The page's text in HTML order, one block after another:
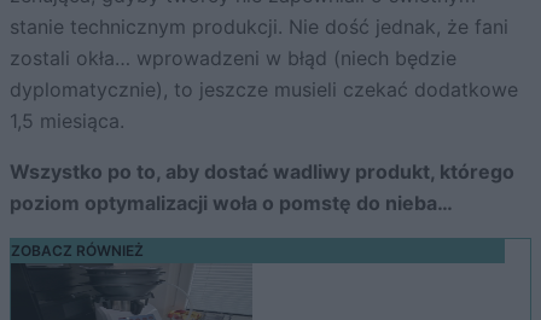
stanie technicznym produkcji. Nie dość jednak, że fani
zostali okła… wprowadzeni w błąd (niech będzie
dyplomatycznie), to jeszcze musieli czekać dodatkowe
1,5 miesiąca.
Wszystko po to, aby dostać wadliwy produkt, którego
poziom optymalizacji woła o pomstę do nieba…
ZOBACZ RÓWNIEŻ